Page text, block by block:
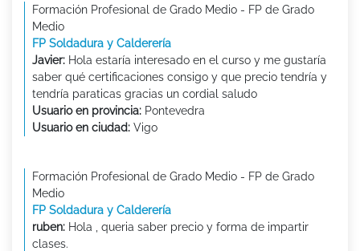
Formación Profesional de Grado Medio - FP de Grado
Medio
FP Soldadura y Calderería
Javier: Hola estaría interesado en el curso y me gustaría
saber qué certificaciones consigo y que precio tendría y
tendría paraticas gracias un cordial saludo
Usuario en provincia: Pontevedra
Usuario en ciudad: Vigo
Formación Profesional de Grado Medio - FP de Grado
Medio
FP Soldadura y Calderería
ruben: Hola , queria saber precio y forma de impartir
clases.